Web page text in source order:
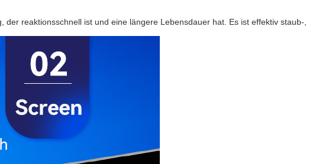
reaktionsschnell ist und eine längere Lebensdauer hat. Es ist effektiv staub-,